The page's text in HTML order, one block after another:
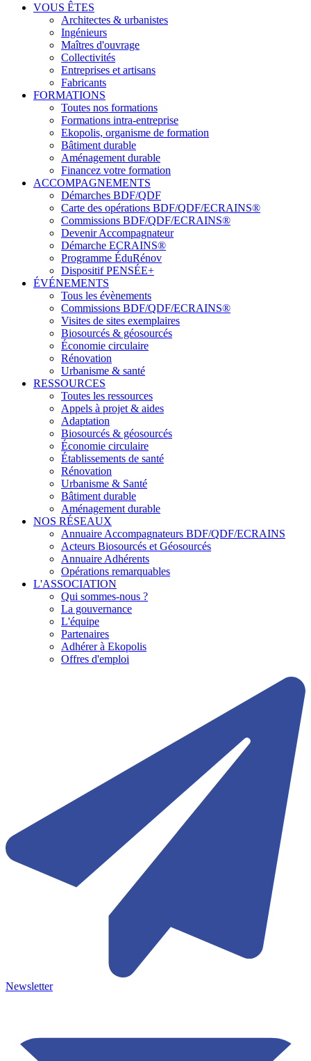
VOUS ÊTES
Architectes & urbanistes
Ingénieurs
Maîtres d'ouvrage
Collectivités
Entreprises et artisans
Fabricants
FORMATIONS
Toutes nos formations
Formations intra-entreprise
Ekopolis, organisme de formation
Bâtiment durable
Aménagement durable
Financez votre formation
ACCOMPAGNEMENTS
Démarches BDF/QDF
Carte des opérations BDF/QDF/ECRAINS®
Commissions BDF/QDF/ECRAINS®
Devenir Accompagnateur
Démarche ECRAINS®
Programme ÉduRénov
Dispositif PENSÉE+
ÉVÉNEMENTS
Tous les évènements
Commissions BDF/QDF/ECRAINS®
Visites de sites exemplaires
Biosourcés & géosourcés
Économie circulaire
Rénovation
Urbanisme & santé
RESSOURCES
Toutes les ressources
Appels à projet & aides
Adaptation
Biosourcés & géosourcés
Économie circulaire
Établissements de santé
Rénovation
Urbanisme & Santé
Bâtiment durable
Aménagement durable
NOS RÉSEAUX
Annuaire Accompagnateurs BDF/QDF/ECRAINS
Acteurs Biosourcés et Géosourcés
Annuaire Adhérents
Opérations remarquables
L'ASSOCIATION
Qui sommes-nous ?
La gouvernance
L'équipe
Partenaires
Adhérer à Ekopolis
Offres d'emploi
Newsletter